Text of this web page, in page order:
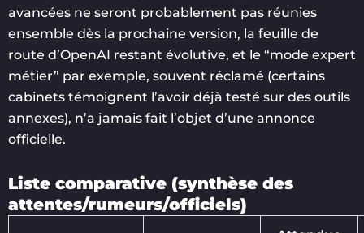
avancées ne seront probablement pas réunies
ensemble dès la prochaine version, la feuille de
route d’OpenAI restant évolutive, et le “mode expert
métier” par exemple, souvent réclamé (certains
cabinets témoignent l’avoir déjà testé sur des outils
annexes), n’a jamais fait l’objet d’une annonce
officielle.
Liste comparative (synthèse des
attentes/rumeurs/officiels)